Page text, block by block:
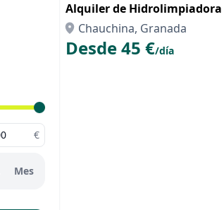
€
Mes
Alquiler de Hidrolimpiadora
Chauchina, Granada
Desde 45 €/día